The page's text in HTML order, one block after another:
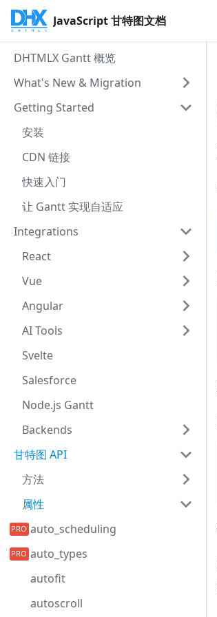
JavaScript 甘特图文档
DHTMLX Gantt 概览
What's New & Migration
Getting Started
安装
CDN 链接
快速入门
让 Gantt 实现自适应
Integrations
React
Vue
Angular
AI Tools
Svelte
Salesforce
Node.js Gantt
Backends
甘特图 API
方法
属性
auto_scheduling
auto_types
autofit
autoscroll